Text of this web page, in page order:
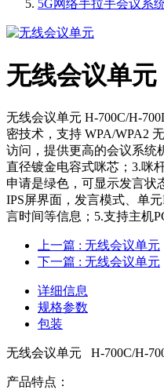
5G网络手拉手会议系
无线会议单元
无线会议单元 H-700C/H-
密技术，支持 WPA/WPA2
访问，提供更高的会议系统
直径镀金电容式咪芯；3.咪
申请是绿色，可显示发言状
IPS屏界面，发言模式、单
言时间等信息；5.支持主机
上一篇 : 无线会议单元
下一篇 : 无线会议单元
详细信息
规格参数
包装
无线会议单元 H-700C/H-
产品特点：